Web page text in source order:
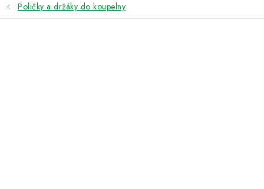
Poličky a držáky do koupelny